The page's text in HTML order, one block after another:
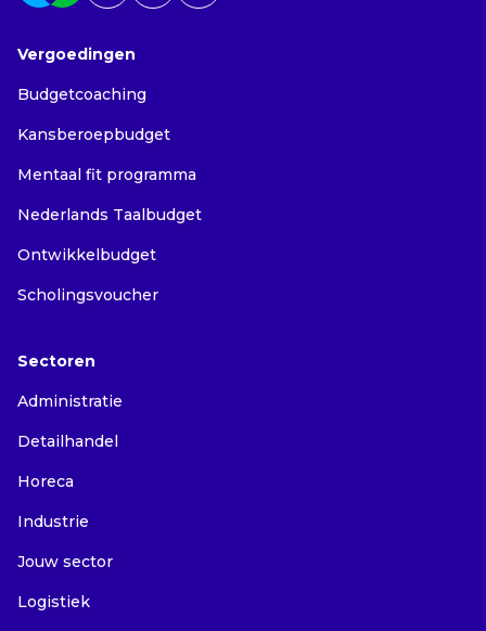
Vergoedingen
Budgetcoaching
Kansberoepbudget
Mentaal fit programma
Nederlands Taalbudget
Ontwikkelbudget
Scholingsvoucher
Sectoren
Administratie
Detailhandel
Horeca
Industrie
Jouw sector
Logistiek